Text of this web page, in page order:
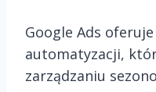
Google Ads
automatyzacji,
zarządzaniu